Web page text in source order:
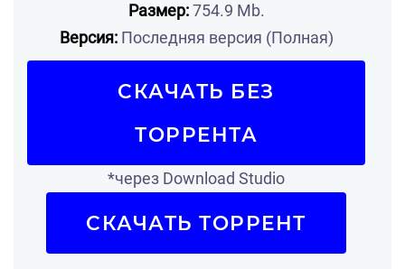
Размер:754.9 Mb.
Версия:Последняя версия (Полная)
СКАЧАТЬ БЕЗ
ТОРРЕНТА
*через Download Studio
СКАЧАТЬ ТОРРЕНТ